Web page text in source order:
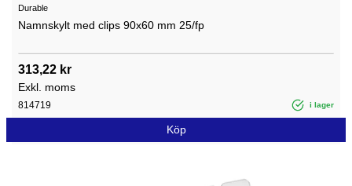
Durable
Namnskylt med clips 90x60 mm 25/fp
313,22 kr
Exkl. moms
814719 i lager
Köp